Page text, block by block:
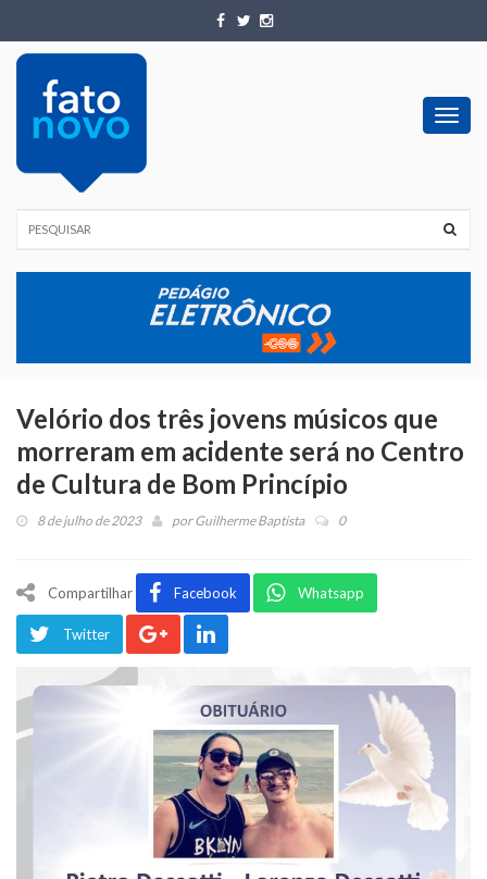
Velório dos três jovens músicos que
morreram em acidente será no Centro
de Cultura de Bom Princípio
8 de julho de 2023 porGuilherme Baptista 0
Compartilhar Facebook Whatsapp
Twitter